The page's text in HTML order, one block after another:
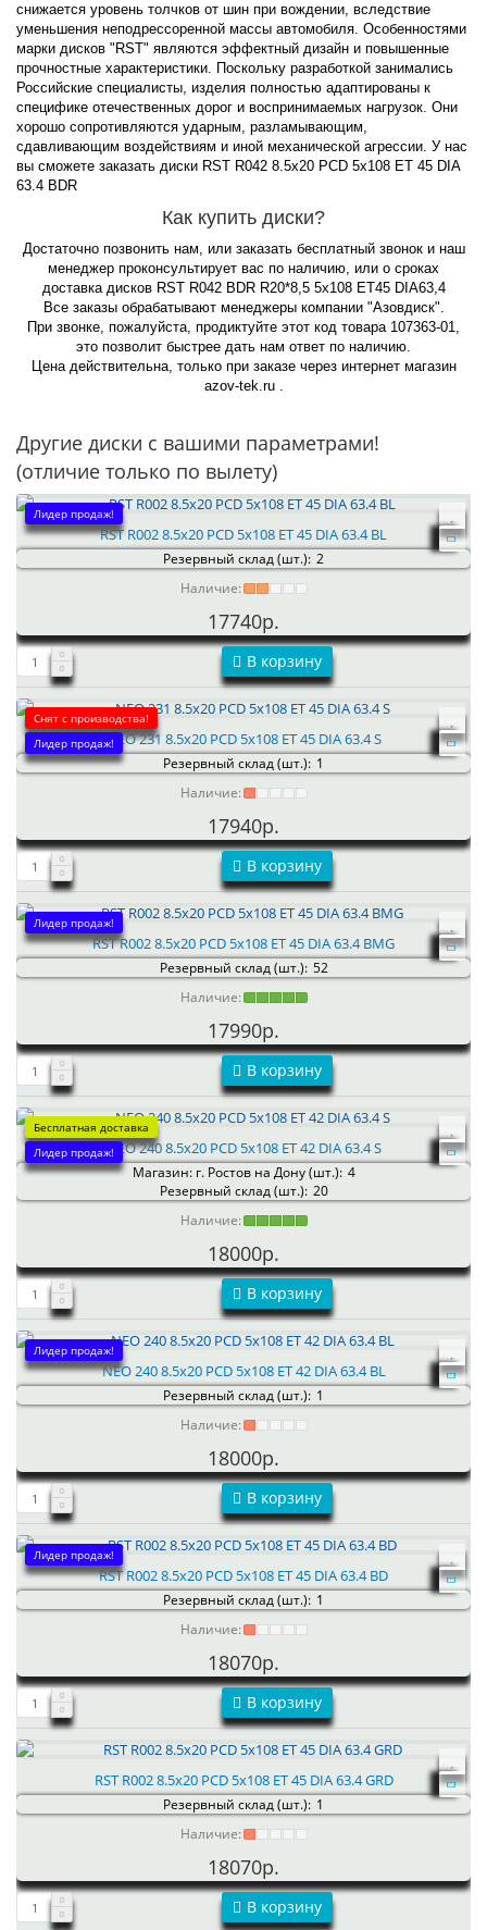
снижается уровень толчков от шин при вождении, вследствие
уменьшения неподрессоренной массы автомобиля. Особенностями
марки дисков "RST" являются эффектный дизайн и повышенные
прочностные характеристики. Поскольку разработкой занимались
Российские специалисты, изделия полностью адаптированы к
специфике отечественных дорог и воспринимаемых нагрузок. Они
хорошо сопротивляются ударным, разламывающим,
сдавливающим воздействиям и иной механической агрессии. У нас
вы сможете заказать диски RST R042 8.5x20 PCD 5x108 ET 45 DIA
63.4 BDR
Как купить диски?
Достаточно позвонить нам, или заказать бесплатный звонок и наш
менеджер проконсультирует вас по наличию, или о сроках
доставка дисков RST R042 BDR R20*8,5 5x108 ET45 DIA63,4
Все заказы обрабатывают менеджеры компании "Азовдиск".
При звонке, пожалуйста, продиктуйте этот код товара 107363-01,
это позволит быстрее дать нам ответ по наличию.
Цена действительна, только при заказе через интернет магазин
azov-tek.ru .
Другие диски с вашими параметрами!
(отличие только по вылету)
Лидер продаж!
RST R002 8.5x20 PCD 5x108 ET 45 DIA 63.4 BL
Резервный склад (шт.): 2
Наличие:
17740р.
В корзину
Снят с производства!
Лидер продаж!NEO 231 8.5x20 PCD 5x108 ET 45 DIA 63.4 S
Резервный склад (шт.): 1
Наличие:
17940р.
В корзину
Лидер продаж!
RST R002 8.5x20 PCD 5x108 ET 45 DIA 63.4 BMG
Резервный склад (шт.): 52
Наличие:
17990р.
В корзину
Бесплатная доставка
Лидер продаж!NEO 240 8.5x20 PCD 5x108 ET 42 DIA 63.4 S
Магазин: г. Ростов на Дону (шт.): 4
Резервный склад (шт.): 20
Наличие:
18000р.
В корзину
Лидер продаж!
NEO 240 8.5x20 PCD 5x108 ET 42 DIA 63.4 BL
Резервный склад (шт.): 1
Наличие:
18000р.
В корзину
Лидер продаж!
RST R002 8.5x20 PCD 5x108 ET 45 DIA 63.4 BD
Резервный склад (шт.): 1
Наличие:
18070р.
В корзину
RST R002 8.5x20 PCD 5x108 ET 45 DIA 63.4 GRD
Резервный склад (шт.): 1
Наличие:
18070р.
В корзину